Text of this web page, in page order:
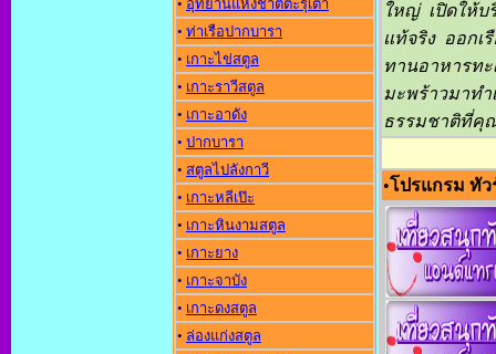
• อุทยานแห่งชาติตะรุเตา
• ท่าเรือปากบารา
• เกาะไข่สตูล
• เกาะราวีสตูล
• เกาะอาดัง
• ปากบารา
• สตูลไปลังกาวี
• เกาะหลีเป๊ะ
• เกาะหินงามสตูล
• เกาะยาง
• เกาะจาบัง
• เกาะดงสตูล
• ล่องแก่งสตูล
ใหญ่ เปิดให้
แท้จริง ออกเ
ทานอาหารท
มะพร้าวมาทำ
ธรรมชาติที่คุ
•โปรแกรม ทัว